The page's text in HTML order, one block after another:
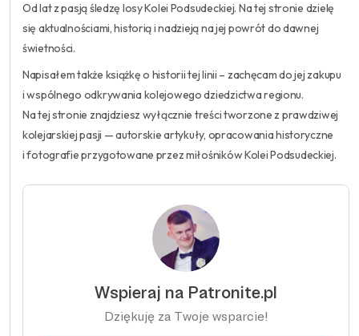
Od lat z pasją śledzę losy Kolei Podsudeckiej. Na tej stronie dzielę
się aktualnościami, historią i nadzieją na jej powrót do dawnej
świetności.
Napisałem także książkę o historii tej linii – zachęcam do jej zakupu
i wspólnego odkrywania kolejowego dziedzictwa regionu.
Na tej stronie znajdziesz wyłącznie treści tworzone z prawdziwej
kolejarskiej pasji — autorskie artykuły, opracowania historyczne
i fotografie przygotowane przez miłośników Kolei Podsudeckiej.